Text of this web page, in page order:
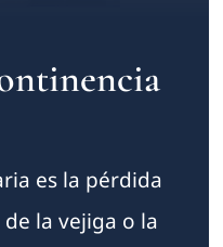
es la pérdida
la vejiga o la